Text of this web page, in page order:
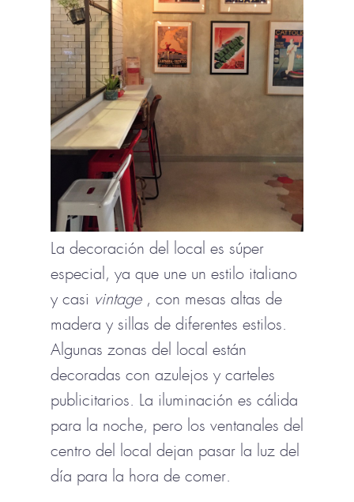
La decoración del local es súper
especial, ya que une un estilo italiano
y casi vintage, con mesas altas de
madera y sillas de diferentes estilos.
Algunas zonas del local están
decoradas con azulejos y carteles
publicitarios. La iluminación es cálida
para la noche, pero los ventanales del
centro del local dejan pasar la luz del
día para la hora de comer.